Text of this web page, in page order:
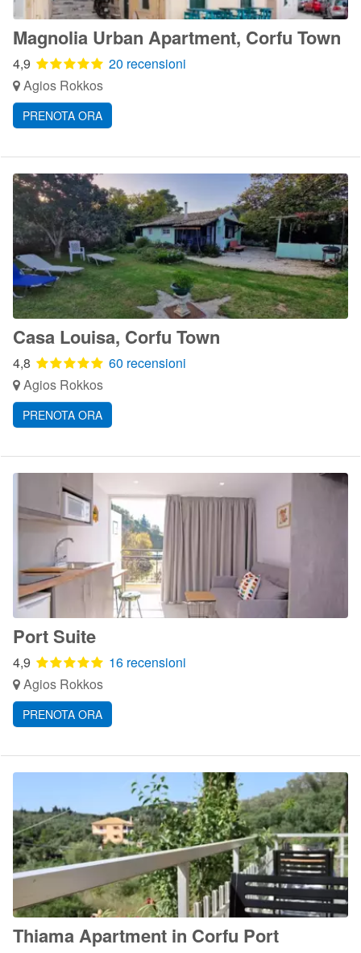
Magnolia Urban Apartment, Corfu Town
4,9
20 recensioni
Agios Rokkos
PRENOTA ORA
Casa Louisa, Corfu Town
4,8
60 recensioni
Agios Rokkos
PRENOTA ORA
Port Suite
4,9
16 recensioni
Agios Rokkos
PRENOTA ORA
Thiama Apartment in Corfu Port